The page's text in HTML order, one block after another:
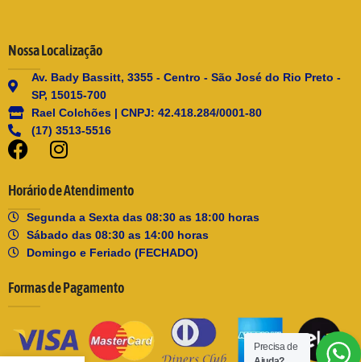
Nossa Localização
Av. Bady Bassitt, 3355 - Centro - São José do Rio Preto -
SP, 15015-700
Rael Colchões | CNPJ: 42.418.284/0001-80
(17) 3513-5516
Horário de Atendimento
Segunda a Sexta das 08:30 as 18:00 horas
Sábado das 08:30 as 14:00 horas
Domingo e Feriado (FECHADO)
Formas de Pagamento
Precisa de